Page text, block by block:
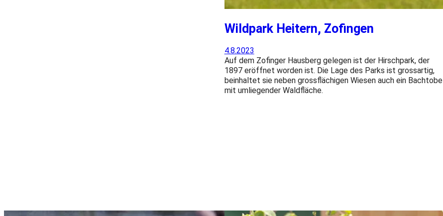
Wildpark Heitern, Zofingen
4.8.2023
Auf dem Zofinger Hausberg gelegen ist der Hirschpark, der
1897 eröffnet worden ist. Die Lage des Parks ist grossartig,
beinhaltet sie neben grossflächigen Wiesen auch ein Bachtobel
mit umliegender Waldfläche.